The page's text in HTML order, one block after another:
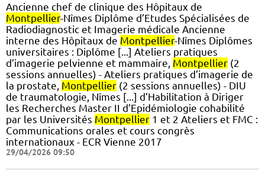
Ancienne chef de clinique des Hôpitaux de
Montpellier-Nîmes Diplôme d’Etudes Spécialisées de
Radiodiagnostic et Imagerie médicale Ancienne
interne des Hôpitaux de Montpellier-Nîmes Diplômes
universitaires : Diplôme [...] Ateliers pratiques
d’imagerie pelvienne et mammaire, Montpellier (2
sessions annuelles) - Ateliers pratiques d’imagerie de
la prostate, Montpellier (2 sessions annuelles) - DIU
de traumatologie, Nîmes [...] d’Habilitation à Diriger
les Recherches Master II d’Epidémiologie cohabilité
par les Universités Montpellier 1 et 2 Ateliers et FMC :
Communications orales et cours congrès
internationaux - ECR Vienne 2017
29/04/2026 09:50